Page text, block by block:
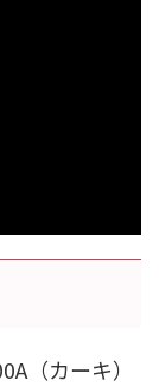
（カーキ）